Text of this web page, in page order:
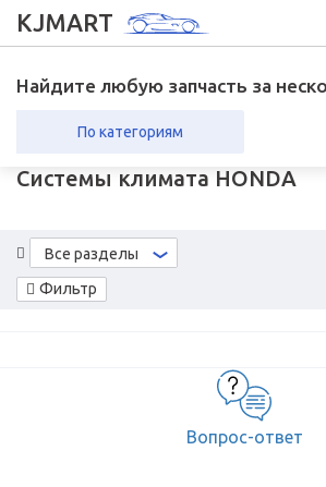
KJMART
Найдите любую запчасть за
По категориям
Системы климата HONDA
Фильтр
Все разделы
Вопрос-ответ